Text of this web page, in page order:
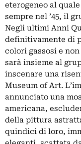
eterogeneo al
sempre nel ’45, il
Negli ultimi Anni
definitivamente di
colori gassosi e
sarà insieme al
inscenare una
Museum of Art.
annunciato una
americana,
della pittura
quindici di loro,